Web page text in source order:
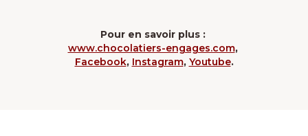
Pour en savoir plus :
www.chocolatiers-engages.com,
Facebook, Instagram, Youtube.